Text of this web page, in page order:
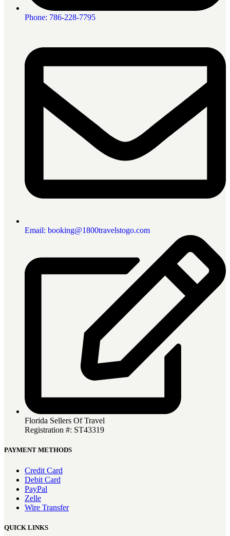
Phone: 786-228-7795
Email: booking@1800travelstogo.com
Florida Sellers Of Travel
Registration #: ST43319
PAYMENT METHODS
Credit Card
Debit Card
PayPal
Zelle
Wire Transfer
QUICK LINKS